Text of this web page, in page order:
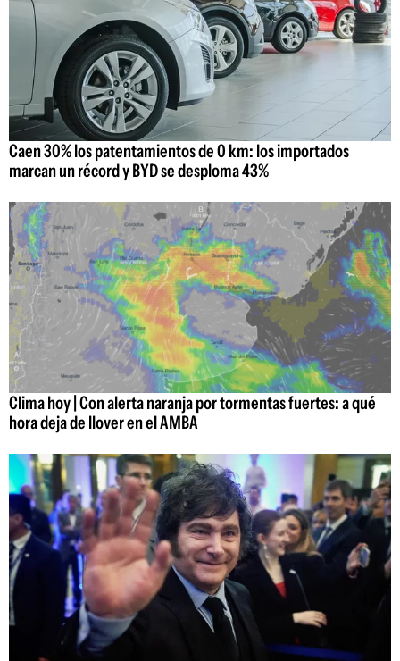
Caen 30% los patentamientos de 0 km: los importados
marcan un récord y BYD se desploma 43%
Clima hoy | Con alerta naranja por tormentas fuertes: a qué
hora deja de llover en el AMBA